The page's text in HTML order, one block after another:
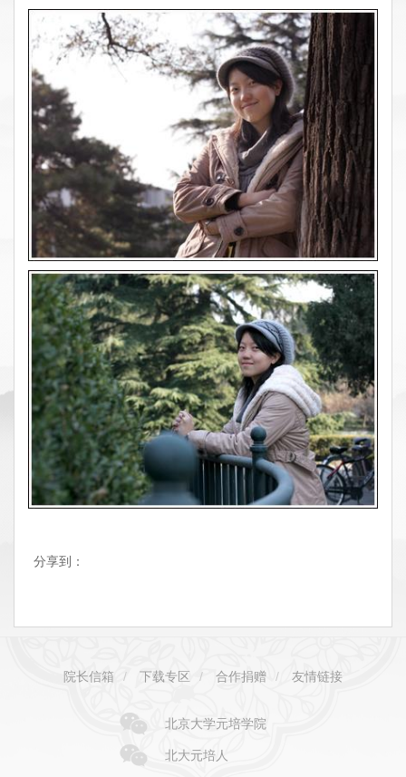
分享到：
院长信箱 / 下载专区 / 合作捐赠 / 友情链接
北京大学元培学院
北大元培人